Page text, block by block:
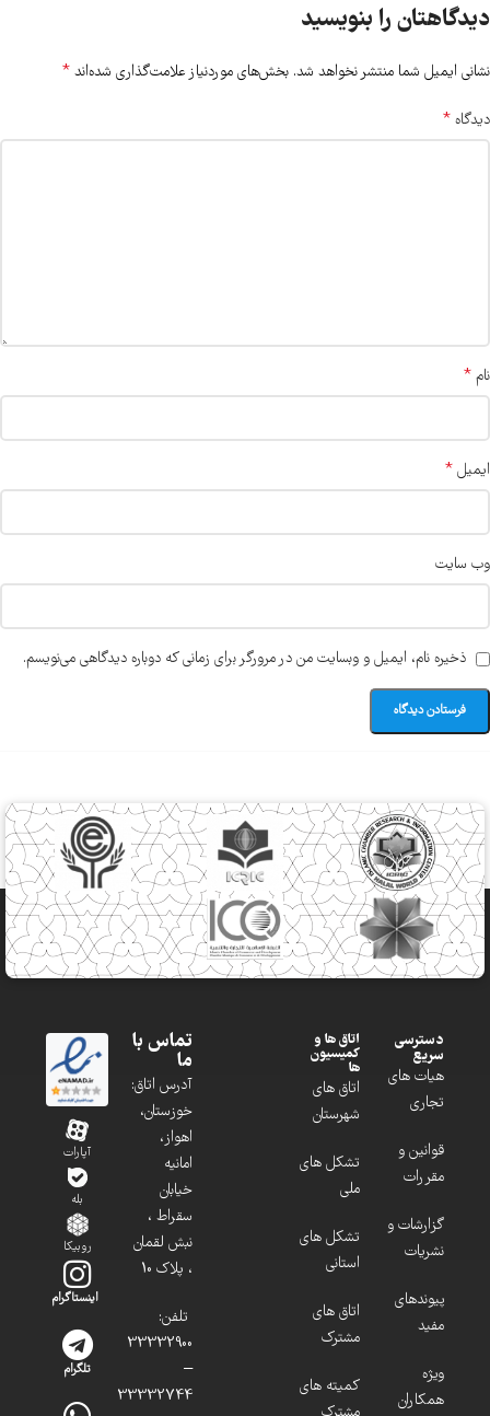
دیدگاهتان را بنویسید
نشانی ایمیل شما منتشر نخواهد شد. بخش‌های موردنیاز علامت‌گذاری شده‌اند *
دیدگاه *
نام *
ایمیل *
وب‌ سایت
ذخیره نام، ایمیل و وبسایت من در مرورگر برای زمانی که دوباره دیدگاهی می‌نویسم.
دسترسی
سریع
هیات های
تجاری
قوانین و
مقررات
گزارشات و
نشریات
پیوندهای
مفید
ویژه
همکاران
اتاق ها و
کمیسیون
ها
اتاق های
شهرستان
تشکل های
ملی
تشکل های
استانی
اتاق های
مشترک
کمیته های
تماس با
ما
آدرس اتاق:
خوزستان،
اهواز،
امانیه
خیابان
سقراط ،
نبش لقمان
، پلاک 10
تلفن:
33332900
–
33332744
آپارات
بله
روبیکا
اینستاگرام
تلگرام